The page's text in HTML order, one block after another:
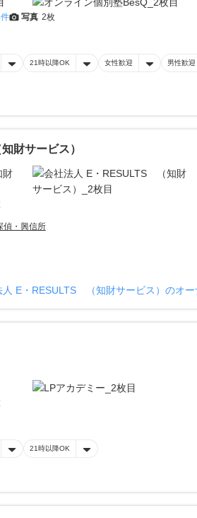
写真 2枚
21時以降OK 女性歓迎 男性歓迎
財サービス）
偵・興信所
人 E・RESULTS （知財サービス）のオー
21時以降OK